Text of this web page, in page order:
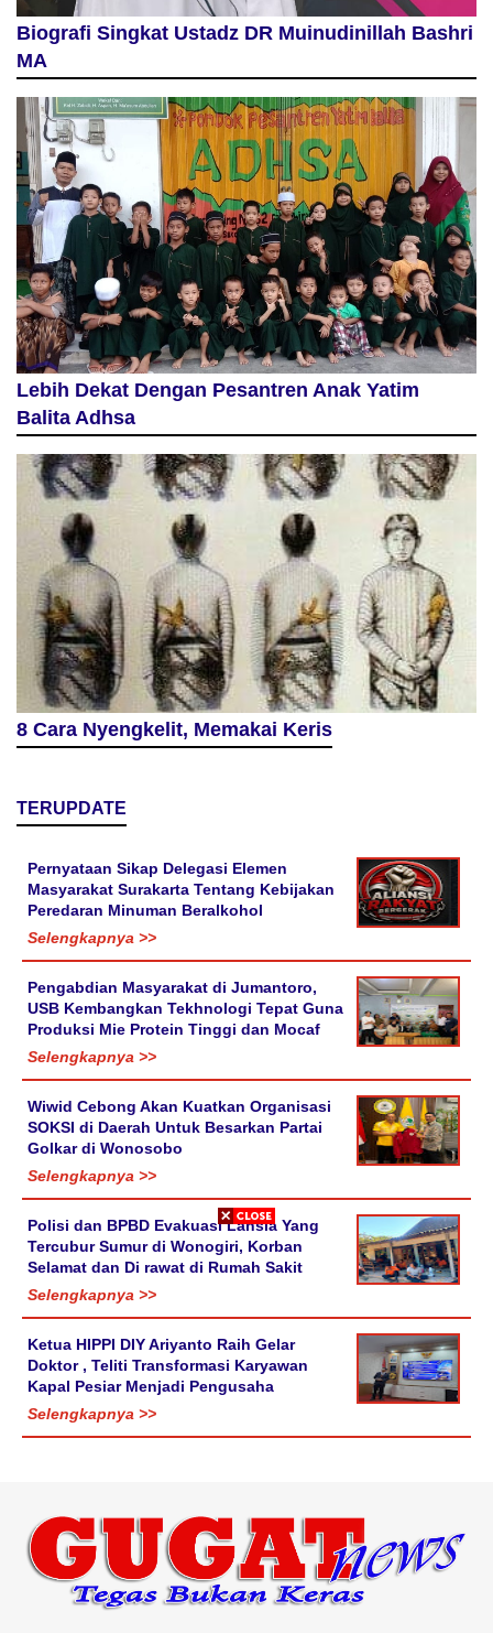
Biografi Singkat Ustadz DR Muinudinillah Bashri
MA
Lebih Dekat Dengan Pesantren Anak Yatim
Balita Adhsa
8 Cara Nyengkelit, Memakai Keris
TERUPDATE
Pernyataan Sikap Delegasi Elemen
Masyarakat Surakarta Tentang Kebijakan
Peredaran Minuman Beralkohol
Selengkapnya >>
Pengabdian Masyarakat di Jumantoro,
USB Kembangkan Tekhnologi Tepat Guna
Produksi Mie Protein Tinggi dan Mocaf
Selengkapnya >>
Wiwid Cebong Akan Kuatkan Organisasi
SOKSI di Daerah Untuk Besarkan Partai
Golkar di Wonosobo
Selengkapnya >>
Polisi dan BPBD Evakuasi Lansia Yang
Tercubur Sumur di Wonogiri, Korban
Selamat dan Di rawat di Rumah Sakit
Selengkapnya >>
Ketua HIPPI DIY Ariyanto Raih Gelar
Doktor , Teliti Transformasi Karyawan
Kapal Pesiar Menjadi Pengusaha
Selengkapnya >>